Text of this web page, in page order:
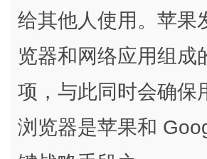
给其他人使用。苹果
览器和网络应用组成
项，与此同时会确保
浏览器是苹果和